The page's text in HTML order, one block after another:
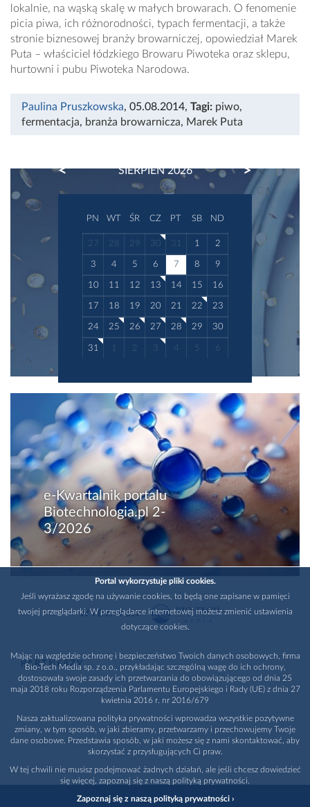
lokalnie, na wąską skalę w małych browarach. O fenomenie
picia piwa, ich różnorodności, typach fermentacji, a także
stronie biznesowej branży browarniczej, opowiedział Marek
Puta – właściciel łódzkiego Browaru Piwoteka oraz sklepu,
hurtowni i pubu Piwoteka Narodowa.
Paulina Pruszkowska, 05.08.2014, Tagi: piwo,
fermentacja, branża browarnicza, Marek Puta
SIERPIEŃ 2026
PREVIOUS NEXT
PN WT ŚR CZ PT SB ND
27 28 29 30 31 1 2
3 4 5 6 7 8 9
10 11 12 13 14 15 16
17 18 19 20 21 22 23
24 25 26 27 28 29 30
31 1 2 3 4 5 6
e-Kwartalnik portalu
Biotechnologia.pl 2-
3/2026
WYDAWCA
PARTNERZY
Portal wykorzystuje pliki cookies.
Jeśli wyrażasz zgodę na używanie cookies, to będą one zapisane w pamięci
twojej przeglądarki. W przeglądarce internetowej możesz zmienić ustawienia
dotyczące cookies.
Mając na względzie ochronę i bezpieczeństwo Twoich danych osobowych, firma
Bio-Tech Media sp. z o.o., przykładając szczególną wagę do ich ochrony,
dostosowała swoje zasady ich przetwarzania do obowiązującego od dnia 25
maja 2018 roku Rozporządzenia Parlamentu Europejskiego i Rady (UE) z dnia 27
kwietnia 2016 r. nr 2016/679
Nasza zaktualizowana polityka prywatności wprowadza wszystkie pozytywne
zmiany, w tym sposób, w jaki zbieramy, przetwarzamy i przechowujemy Twoje
dane osobowe. Przedstawia sposób, w jaki możesz się z nami skontaktować, aby
skorzystać z przysługujących Ci praw.
W tej chwili nie musisz podejmować żadnych działań, ale jeśli chcesz dowiedzieć
się więcej, zapoznaj się z naszą polityką prywatności.
Zapoznaj się z naszą polityką prywatności ›